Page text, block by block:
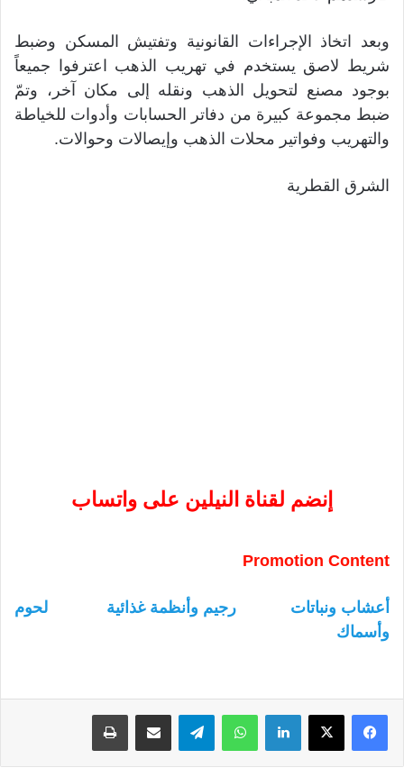
وبعد اتخاذ الإجراءات القانونية وتفتيش المسكن وضبط
شريط لاصق يستخدم في تهريب الذهب اعترفوا جميعاً
بوجود مصنع لتحويل الذهب ونقله إلى مكان آخر، وتمّ
ضبط مجموعة كبيرة من دفاتر الحسابات وأدوات للخياطة
والتهريب وفواتير محلات الذهب وإيصالات وحوالات.
الشرق القطرية
إنضم لقناة النيلين على واتساب
Promotion Content
أعشاب ونباتات رجيم وأنظمة غذائية
لحوم
وأسماك
لينكدإن واتساب